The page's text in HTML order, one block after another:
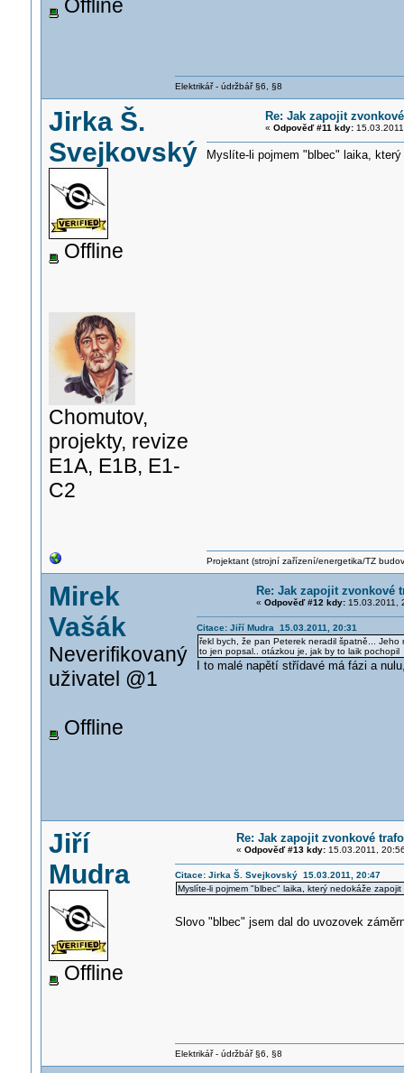
Offline
Elektrikář - údržbář §6, §8
Jirka Š.
Svejkovský
Offline
Chomutov,
projekty, revize
E1A, E1B, E1-
C2
Re: Jak zapojit
« Odpověď #11 kdy:
Myslíte-li pojmem "blbec" laika,
Projektant (strojní zařízení/energetika/TZ
Mirek
Vašák
Neverifikovaný
uživatel @1
Offline
Re: Jak zapojit zvonkové
« Odpověď #12 kdy:15.03.2011,
Citace: Jiří Mudra 15.03.2011, 20:31
řekl bych, že pan Peterek neradil špatně...
to jen popsal.. otázkou je, jak by to laik pochopil
I to malé napětí střídavé má fázi a
Jiří
Mudra
Offline
Re: Jak zapojit zvonkové
« Odpověď #13 kdy:15.03.2011,
Citace: Jirka Š. Svejkovský 15.03.2011, 20:47
Myslíte-li pojmem "blbec" laika, který nedokáže
Slovo "blbec" jsem dal do uvozovek
Elektrikář - údržbář §6, §8